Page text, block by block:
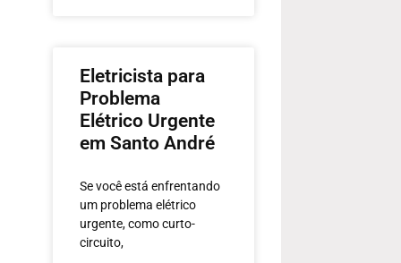
Eletricista para
Problema
Elétrico Urgente
em Santo André
Se você está enfrentando
um problema elétrico
urgente, como curto-
circuito,